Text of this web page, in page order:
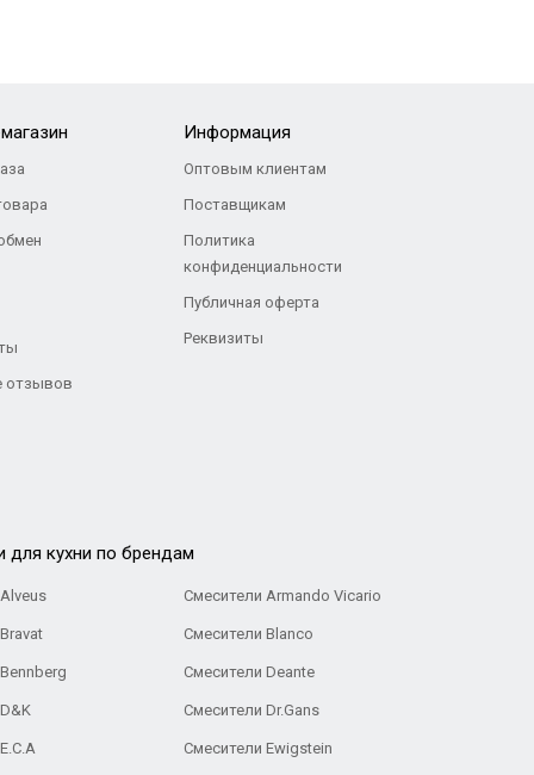
отзывов
Информация
Оптовым клиентам
Поставщикам
Политика
конфиденциальности
Публичная оферта
Реквизиты
для кухни по брендам
Смесители Armando Vicario
Смесители Blanco
Смесители Deante
Смесители Dr.Gans
Cмесители Ewigstein